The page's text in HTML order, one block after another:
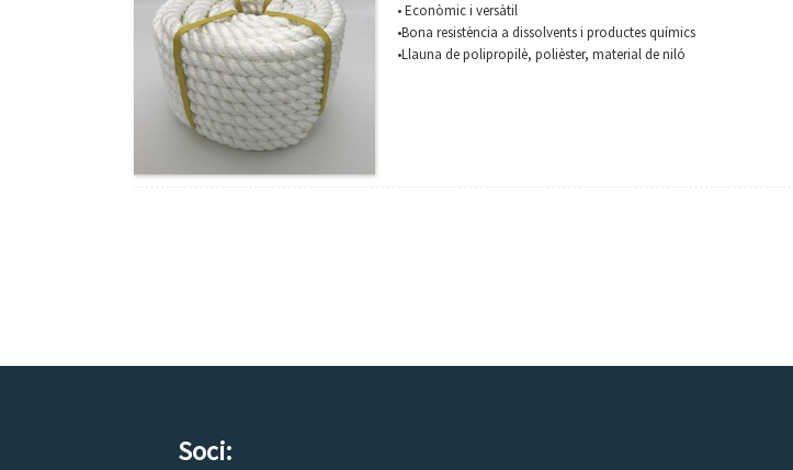
• Econòmic i versàtil
•Bona resistència a dissolvents i productes químics
•Llauna de polipropilè, polièster, material de niló
Soci: